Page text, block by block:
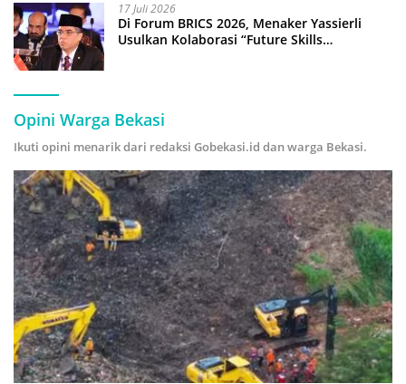
17 Juli 2026
Di Forum BRICS 2026, Menaker Yassierli
Usulkan Kolaborasi “Future Skills
Opini Warga Bekasi
Ikuti opini menarik dari redaksi Gobekasi.id dan warga Bekasi.